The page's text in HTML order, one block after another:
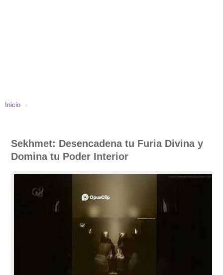
Inicio ›
Sekhmet: Desencadena tu Furia Divina y
Domina tu Poder Interior